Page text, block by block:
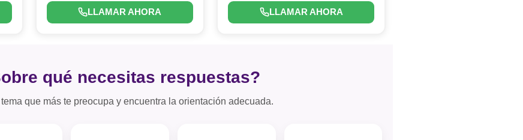
LLAMAR AHORA LLAMAR AHORA
qué necesitas respuestas?
que más te preocupa y encuentra la orientación adecuada.